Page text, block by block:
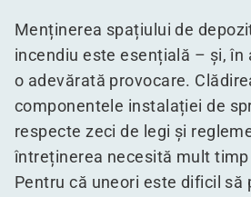
Menținerea spațiului de
incendiu este esențială – și, în
o adevărată provocare.
componentele instalației de
respecte zeci de legi și
întreținerea necesită mult
Pentru că uneori este dificil să